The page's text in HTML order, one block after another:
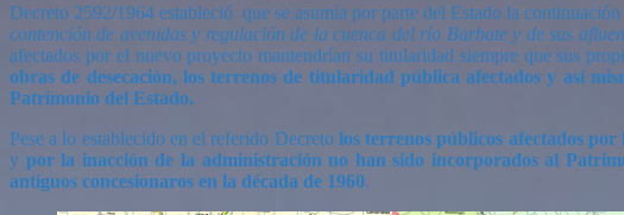
Decreto 2592/1964 estableció que se asumía por parte del Estado la
contención de avenidas y regulación de la cuenca del río Barbate y de sus
afectados por el nuevo proyecto mantendrían su titularidad siempre que sus
obras de desecación, los terrenos de titularidad pública afectados y así
Patrimonio del Estado.
Pese a lo establecido en el referido Decretolos terrenos públicos afectados por
y por la inacción de la administración no han sido incorporados al
antiguos concesionaros en la década de 1960.